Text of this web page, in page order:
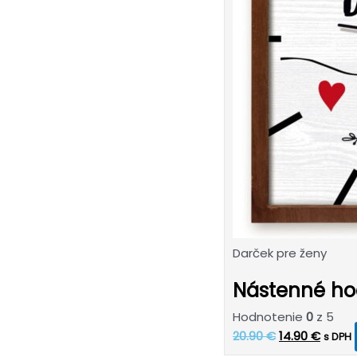
Darček pre ženy
Nástenné
Hodnotenie 0 z 5
20.90€Pôvodná
14.90€ s DPH